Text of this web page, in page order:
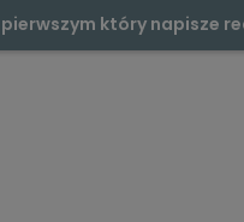
pierwszym który napisze